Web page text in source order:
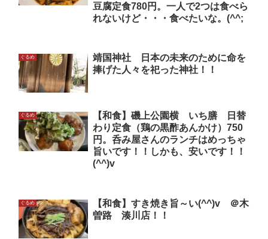
豆腐定食780円。一人で2つは食べら
れないけど・・・食べたいな。(^^;
ぐるめ
靖国神社 日本の未来のために命を
捧げた人々を祀った神社！！
ぐるめ
【和食】磯上公園横 いち膳 日替
わり定食（鶏の黒酢あんかけ）750
円。呑み屋さんのランチはめっちゃ
旨いです！！しかも、安いです！！
(^^)v
ぐるめ
【和食】すき焼き旨～い(^^)v ＠木
曽路 湊川店！！